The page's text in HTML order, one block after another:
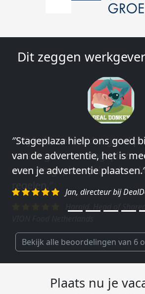
Dit zeggen
″Wij hebben in ieder geval
ervaringen met Stageplaza:
weet Stageplaza prima
regelen.″
Bekijk alle beoordelingen van 6
Plaats nu je